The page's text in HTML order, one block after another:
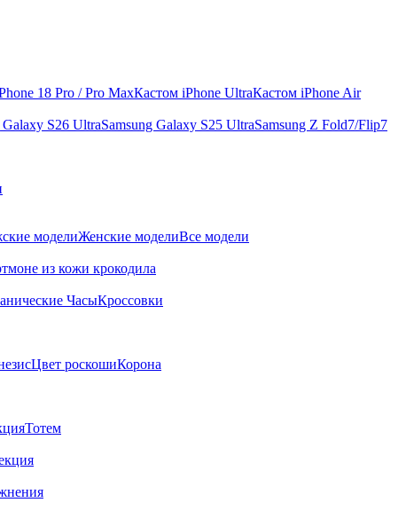
18 Pro / Pro MaxКастом iPhone UltraКастом iPhone Air
Galaxy S26 UltraSamsung Galaxy S25 UltraSamsung Z Fold7/Flip7
моделиЖенские моделиВсе модели
из кожи крокодила
ЧасыКроссовки
Цвет роскошиКорона
Тотем